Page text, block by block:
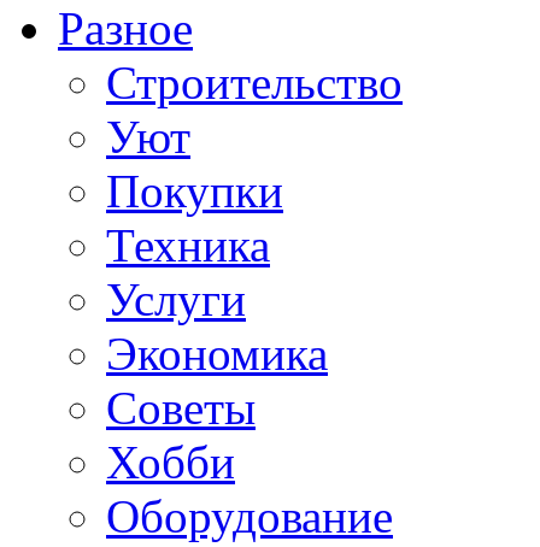
Разное
Строительство
Уют
Покупки
Техника
Услуги
Экономика
Советы
Хобби
Oборудование